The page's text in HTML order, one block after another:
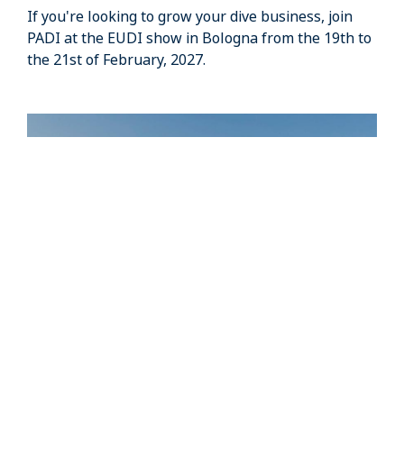
If you're looking to grow your dive business, join
PADI at the EUDI show in Bologna from the 19th to
the 21st of February, 2027.